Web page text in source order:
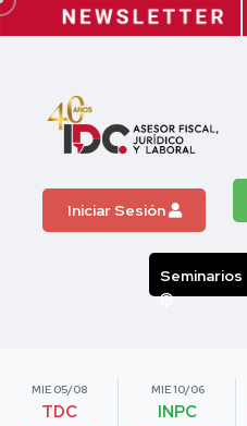
Iniciar Sesión
Seminarios
MIE 05/08
TDC
MIE 10/06
INPC